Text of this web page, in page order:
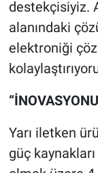
destekçisiyiz.
alanındaki
elektroniği
Yarı iletken
güç